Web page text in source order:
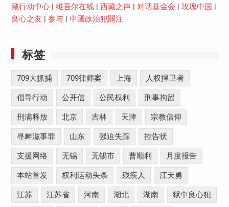
藏行动中心| 维吾尔在线| 西藏之声| 对话基金会 玫瑰中国
良心之友
参与| 中國政治犯關注
标签
709大抓捕 709律师案 上海 人权捍卫者
倡导行动 公开信 公民权利 刑事拘留
刑满释放 北京 吉林 天津 宗教信仰
寻衅滋事罪 山东 强迫失踪 控告状
支援网络 无锡 无锡市 曹顺利 月度报告
本站首发 权利运动头条 残疾人 江天勇
江苏 江苏省 河南 湖北 湖南 狱中良心犯